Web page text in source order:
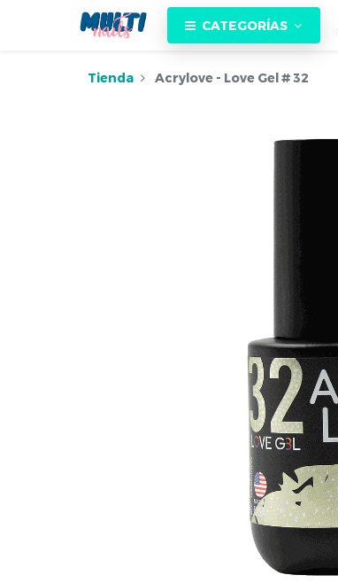
CATEGORÍAS
Tienda Acrylove - Love Gel # 32